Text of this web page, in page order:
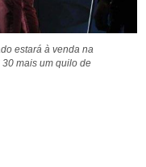
estará à venda na
mais um quilo de